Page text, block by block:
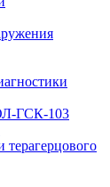
ГСК-103